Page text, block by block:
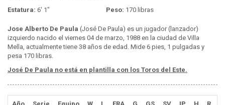
Estatura: 6' 1" Peso: 170 libras
Jose Alberto De Paula (José De Paula) es un jugador (lanzador)
izquierdo nacido el viernes 04 de marzo, 1988 en la ciudad de Villa
Mella, actualmente tiene 38 años de edad. Mide 6 pies, 1 pulgadas y
pesa 170 libras.
José De Paula no está en plantilla con los Toros del Este.